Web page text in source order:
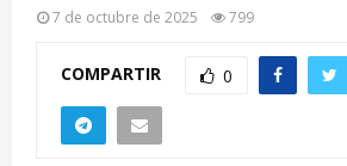
7 de octubre de 2025 799
COMPARTIR 0